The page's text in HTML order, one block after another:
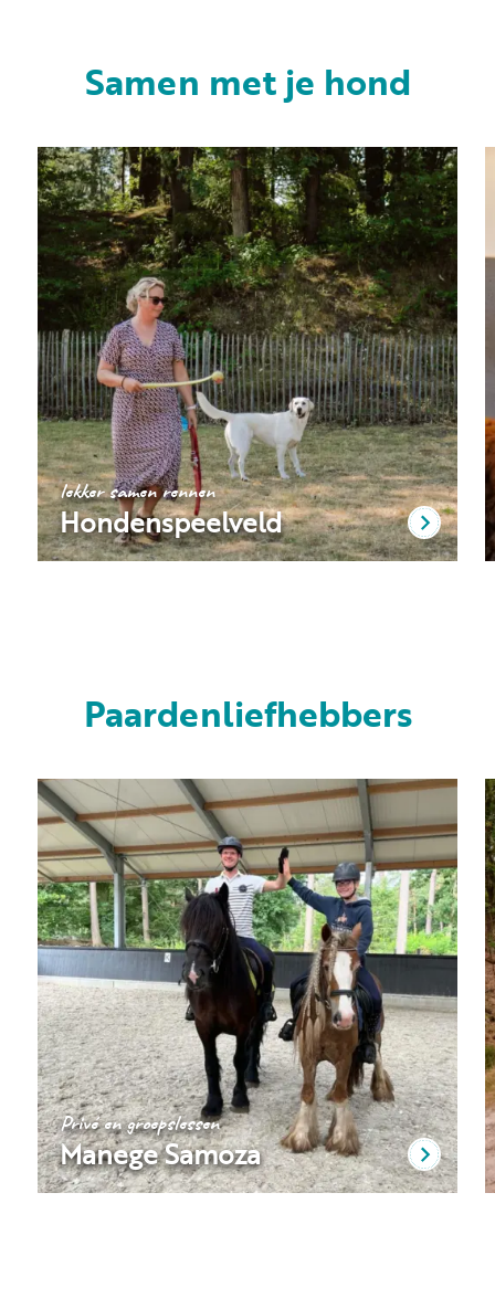
Samen met je hond
lekker samen rennen
Hondenspeelveld
Paardenliefhebbers
Privé en groepslessen
Manege Samoza